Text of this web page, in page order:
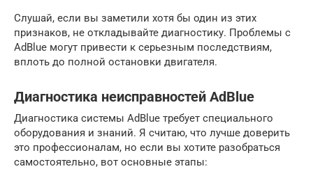
Слушай, если вы заметили хотя бы один из этих
признаков, не откладывайте диагностику. Проблемы с
AdBlue могут привести к серьезным последствиям,
вплоть до полной остановки двигателя.
Диагностика неисправностей AdBlue
Диагностика системы AdBlue требует специального
оборудования и знаний. Я считаю, что лучше доверить
это профессионалам, но если вы хотите разобраться
самостоятельно, вот основные этапы: